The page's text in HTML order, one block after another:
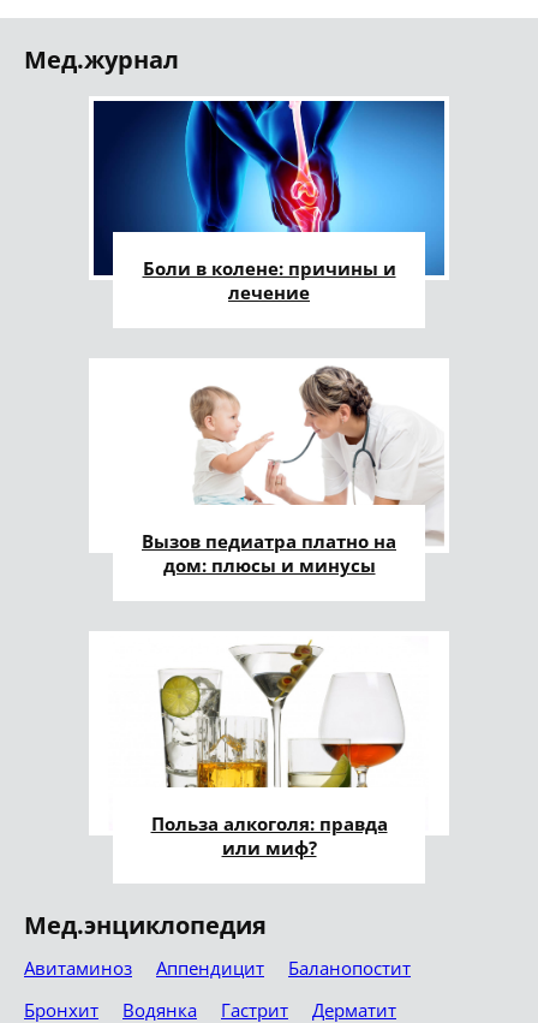
Мед.журнал
Боли в колене: причины и
лечение
Вызов педиатра платно на
дом: плюсы и минусы
Польза алкоголя: правда
или миф?
Мед.энциклопедия
Авитаминоз Аппендицит
Баланопостит
Бронхит
Водянка Гастрит
Дерматит